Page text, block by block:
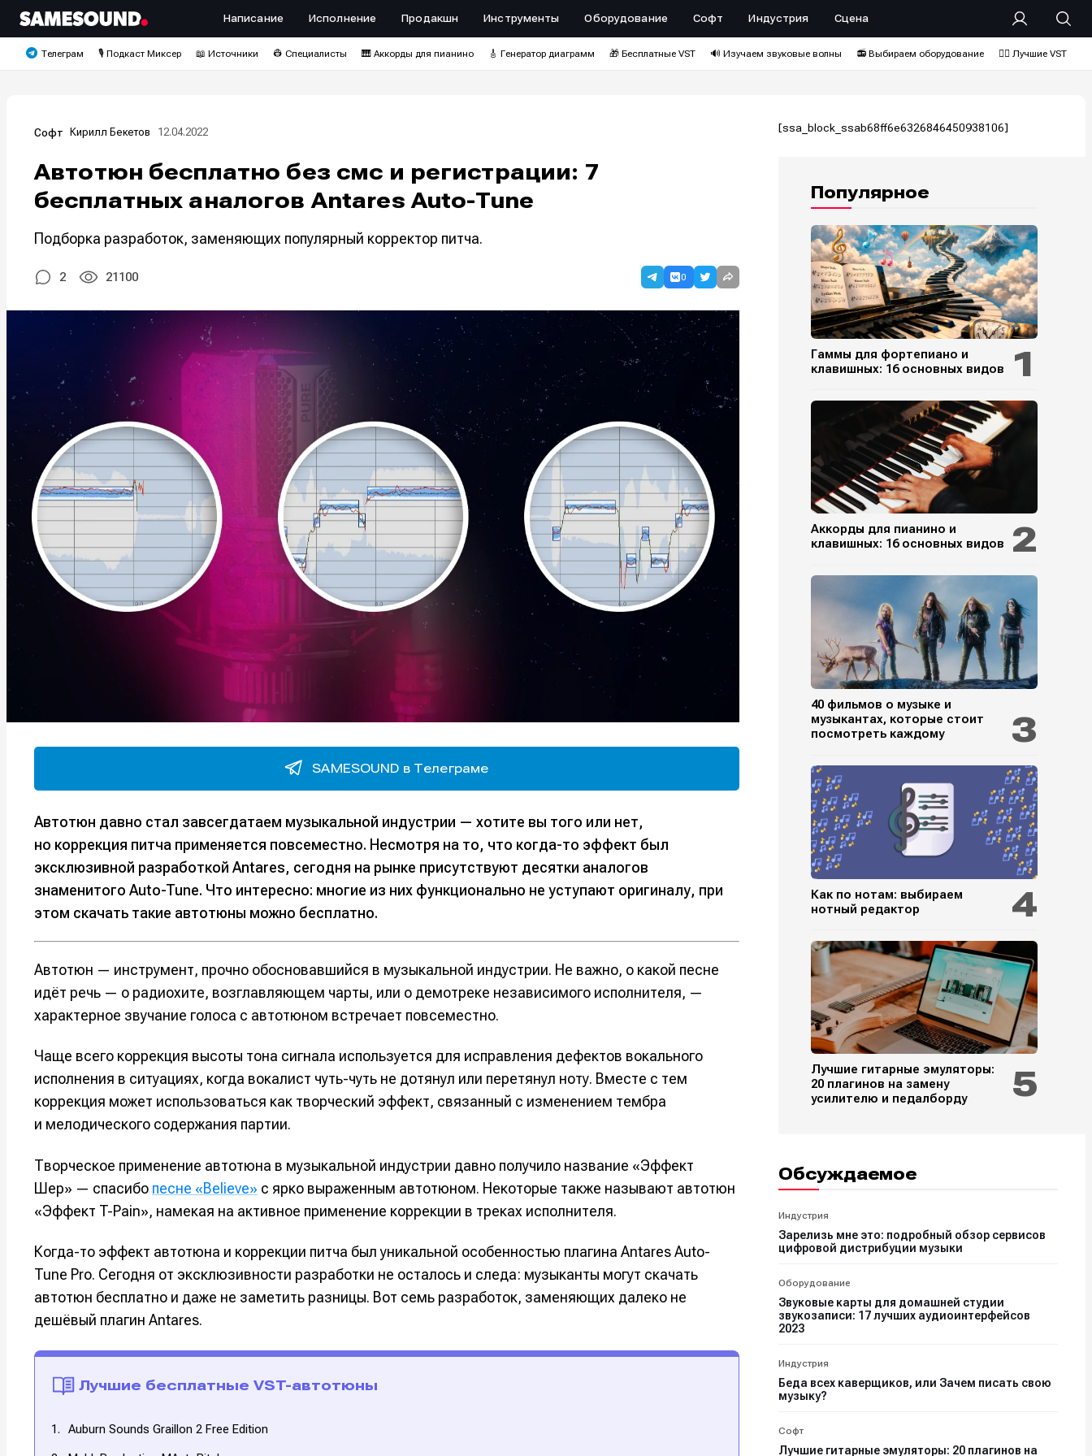
Написание Исполнение Продакшн Инструменты Оборудование Софт Индустрия Сцена
Телеграм 🎙️ Подкаст Миксер 📖 Источники 👷 Специалисты 🎹 Аккорды для пианино 🎸 Генератор диаграмм 🎁 Бесплатные VST 🔊 Изучаем звуковые волны 📻 Выбираем оборудование ❤️‍🔥 Лучшие VST
Софт Кирилл Бекетов 12.04.2022
Автотюн бесплатно без смс и регистрации: 7
бесплатных аналогов Antares Auto-Tune
Подборка разработок, заменяющих популярный корректор питча.
2 21100 0
SAMESOUND в Телеграме
Автотюн давно стал завсегдатаем музыкальной индустрии — хотите вы того или нет,
но коррекция питча применяется повсеместно. Несмотря на то, что когда-то эффект был
эксклюзивной разработкой Antares, сегодня на рынке присутствуют десятки аналогов
знаменитого Auto-Tune. Что интересно: многие из них функционально не уступают оригиналу, при
этом скачать такие автотюны можно бесплатно.
Автотюн — инструмент, прочно обосновавшийся в музыкальной индустрии. Не важно, о какой песне
идёт речь — о радиохите, возглавляющем чарты, или о демотреке независимого исполнителя, —
характерное звучание голоса с автотюном встречает повсеместно.
Чаще всего коррекция высоты тона сигнала используется для исправления дефектов вокального
исполнения в ситуациях, когда вокалист чуть-чуть не дотянул или перетянул ноту. Вместе с тем
коррекция может использоваться как творческий эффект, связанный с изменением тембра
и мелодического содержания партии.
Творческое применение автотюна в музыкальной индустрии давно получило название «Эффект
Шер» — спасибо песне «Believe» с ярко выраженным автотюном. Некоторые также называют автотюн
«Эффект T-Pain», намекая на активное применение коррекции в треках исполнителя.
Когда-то эффект автотюна и коррекции питча был уникальной особенностью плагина Antares Auto-
Tune Pro. Сегодня от эксклюзивности разработки не осталось и следа: музыканты могут скачать
автотюн бесплатно и даже не заметить разницы. Вот семь разработок, заменяющих далеко не
дешёвый плагин Antares.
Лучшие бесплатные VST-автотюны
Auburn Sounds Graillon 2 Free Edition
[ssa_block_ssab68ff6e6326846450938106]
Популярное
Гаммы для фортепиано и
клавишных: 16 основных видов
Аккорды для пианино и
клавишных: 16 основных видов
40 фильмов о музыке и
музыкантах, которые стоит
посмотреть каждому
Как по нотам: выбираем
нотный редактор
Лучшие гитарные эмуляторы:
20 плагинов на замену
усилителю и педалборду
Обсуждаемое
Индустрия
Зарелизь мне это: подробный обзор сервисов
цифровой дистрибуции музыки
Оборудование
Звуковые карты для домашней студии
звукозаписи: 17 лучших аудиоинтерфейсов
2023
Индустрия
Беда всех каверщиков, или Зачем писать свою
музыку?
Софт
Лучшие гитарные эмуляторы: 20 плагинов на